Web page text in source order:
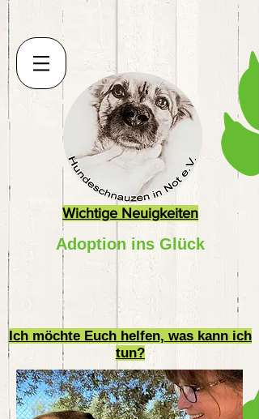
Adoption ins Glück
Wichtige Neuigkeiten
Ich möchte Euch helfen, was kann ich
tun?